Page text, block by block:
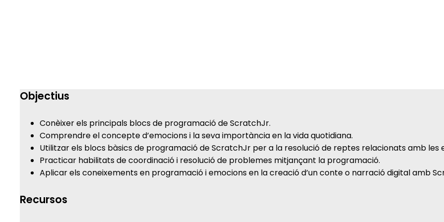
Objectius
Conèixer els principals blocs de programació de ScratchJr.
Comprendre el concepte d’emocions i la seva importància en la vida quotidiana.
Utilitzar els blocs bàsics de programació de ScratchJr per a la resolució de reptes relacionats amb les
Practicar habilitats de coordinació i resolució de problemes mitjançant la programació.
Aplicar els coneixements en programació i emocions en la creació d’un conte o narració digital amb
Recursos